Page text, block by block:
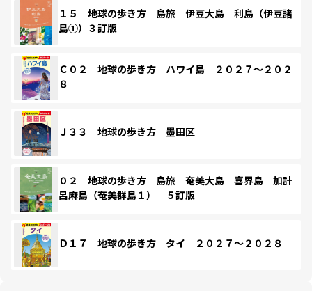
１５ 地球の歩き方 島旅 伊豆大島 利島（伊豆諸
島①）３訂版
Ｃ０２ 地球の歩き方 ハワイ島 ２０２７～２０２
８
Ｊ３３ 地球の歩き方 墨田区
０２ 地球の歩き方 島旅 奄美大島 喜界島 加計
呂麻島（奄美群島１） ５訂版
Ｄ１７ 地球の歩き方 タイ ２０２７～２０２８